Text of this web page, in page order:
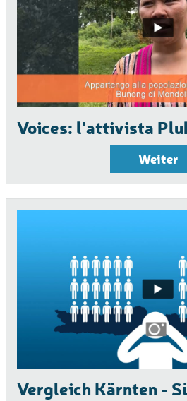
Voices: l'attivista
Weiter
Vergleich Kärnten -